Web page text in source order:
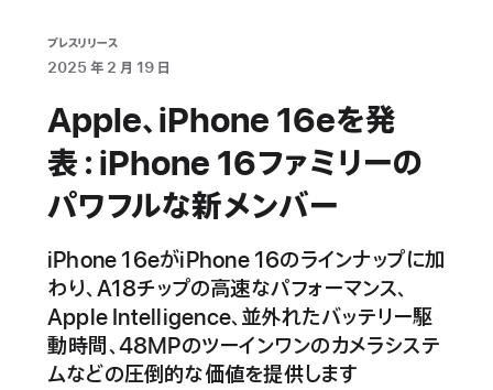
プレスリリース
2025 年 2 月 19 日
Apple、iPhone 16eを発
表：iPhone 16ファミリーの
パワフルな新メンバー
iPhone 16eがiPhone 16のラインナップに加
わり、A18チップの高速なパフォーマンス、
Apple Intelligence、並外れたバッテリー駆
動時間、48MPのツーインワンのカメラシステ
ムなどの圧倒的な価値を提供します